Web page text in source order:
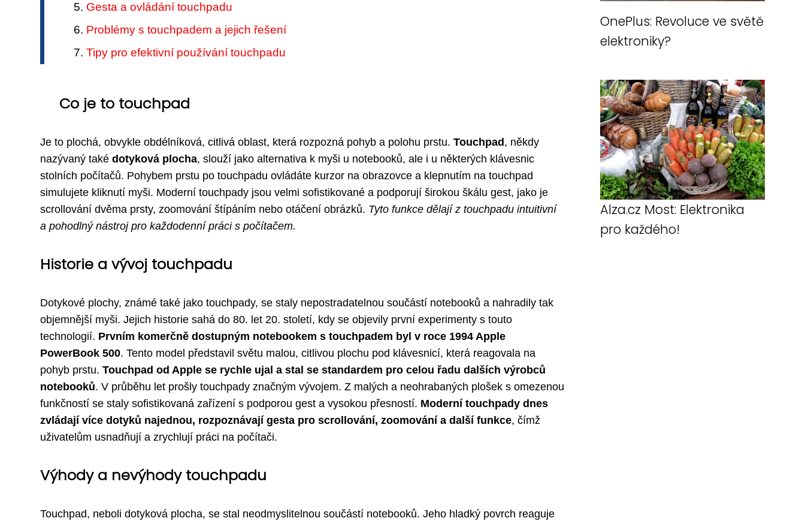
Gesta a ovládání touchpadu
Problémy s touchpadem a jejich řešení
Tipy pro efektivní používání touchpadu
Co je to touchpad
Je to plochá, obvykle obdélníková, citlivá oblast, která rozpozná pohyb a polohu prstu. Touchpad , někdy
nazývaný také dotyková plocha, slouží jako alternativa k myši u notebooků, ale i u některých klávesnic
stolních počítačů. Pohybem prstu po touchpadu ovládáte kurzor na obrazovce a klepnutím na touchpad
simulujete kliknutí myši. Moderní touchpady jsou velmi sofistikované a podporují širokou škálu gest, jako je
scrollování dvěma prsty, zoomování štípáním nebo otáčení obrázků. Tyto funkce dělají z touchpadu intuitivní
a pohodlný nástroj pro každodenní práci s počítačem.
Historie a vývoj touchpadu
Dotykové plochy, známé také jako touchpady, se staly nepostradatelnou součástí notebooků a nahradily tak
objemnější myši. Jejich historie sahá do 80. let 20. století, kdy se objevily první experimenty s touto
technologií. Prvním komerčně dostupným notebookem s touchpadem byl v roce 1994 Apple
PowerBook 500. Tento model představil světu malou, citlivou plochu pod klávesnicí, která reagovala na
pohyb prstu. Touchpad od Apple se rychle ujal a stal se standardem pro celou řadu dalších výrobců
notebooků. V průběhu let prošly touchpady značným vývojem. Z malých a neohrabaných plošek s omezenou
funkčností se staly sofistikovaná zařízení s podporou gest a vysokou přesností. Moderní touchpady dnes
zvládají více dotyků najednou, rozpoznávají gesta pro scrollování, zoomování a další funkce, čímž
uživatelům usnadňují a zrychlují práci na počítači.
Výhody a nevýhody touchpadu
Touchpad, neboli dotyková plocha, se stal neodmyslitelnou součástí notebooků. Jeho hladký povrch reaguje
OnePlus: Revoluce ve světě
elektroniky?
Alza.cz Most: Elektronika
pro každého!